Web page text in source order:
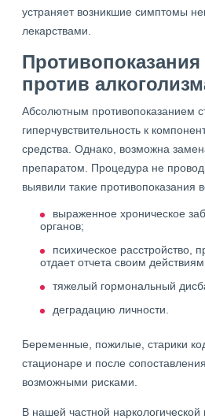
устраняет возникшие симптомы
лекарствами.
против
Абсолютным противопоказанием
гиперчувствительность к
средства. Однако, возможна
препаратом. Процедура не
выявили такие противопоказания
выраженное хроническое
органов;
психическое расстройство,
отдает отчета своим
тяжелый гормональный
деградацию личности.
Беременные, пожилые, старики
стационаре и после
возможными рисками.
В нашей частной наркологической